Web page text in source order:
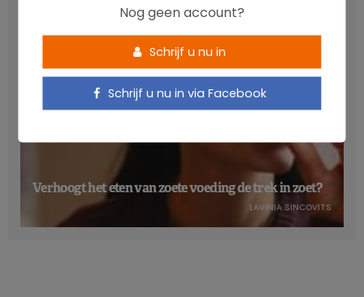
Verhoogt het eten van zoete voeding de trek in zoet?
LAVINIA SINCOVITS
Nog geen account?
Schrijf u nu in
Schrijf u nu in via Facebook